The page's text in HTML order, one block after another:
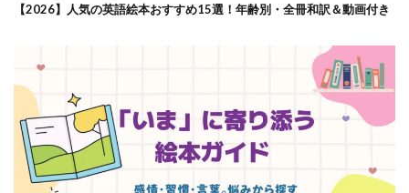
【2026】人気の英語絵本おすすめ15選！年齢別・全冊和訳＆動画付き